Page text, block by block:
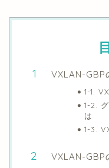
VXLAN-GBP
1-1.
1-2.
は
1-3.
VXLAN-GBP